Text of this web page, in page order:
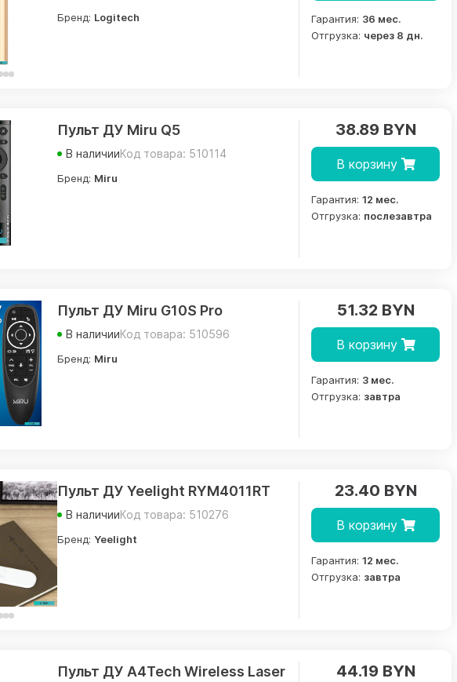
Бренд: Logitech Гарантия: 36 мес.
Отгрузка: через 8 дн.
Пульт ДУ Miru Q5
В наличииКод товара: 510114
Бренд: Miru
38.89 BYN
В корзину
Гарантия: 12 мес.
Отгрузка: послезавтра
Пульт ДУ Miru G10S Pro
В наличииКод товара: 510596
Бренд: Miru
51.32 BYN
В корзину
Гарантия: 3 мес.
Отгрузка: завтра
Пульт ДУ Yeelight RYM4011RT
В наличииКод товара: 510276
Бренд: Yeelight
23.40 BYN
В корзину
Гарантия: 12 мес.
Отгрузка: завтра
Пульт ДУ A4Tech Wireless Laser
44.19 BYN